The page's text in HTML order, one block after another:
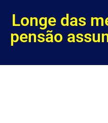
Longe das
pensão